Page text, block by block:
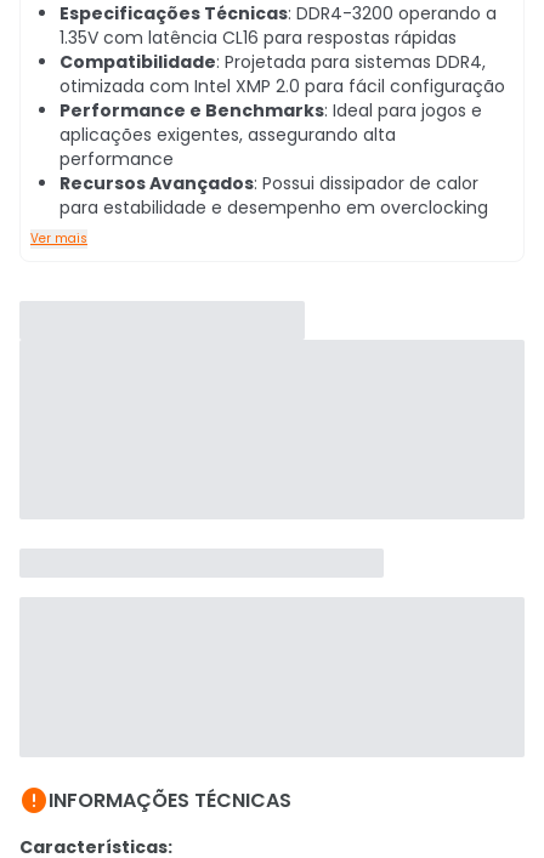
Especificações Técnicas: DDR4-3200 operando a
1.35V com latência CL16 para respostas rápidas
Compatibilidade: Projetada para sistemas DDR4,
otimizada com Intel XMP 2.0 para fácil configuração
Performance e Benchmarks: Ideal para jogos e
aplicações exigentes, assegurando alta
performance
Recursos Avançados: Possui dissipador de calor
para estabilidade e desempenho em overclocking
Ver mais
INFORMAÇÕES TÉCNICAS
Características: